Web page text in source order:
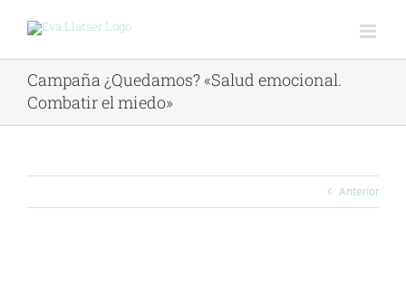
Campaña ¿Quedamos? «Salud emocional.
Combatir el miedo»
Anterior